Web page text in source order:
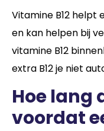
Vitamine B12 helpt
en kan helpen bij
vitamine B12
extra B12 je niet
Hoe lang
voordat